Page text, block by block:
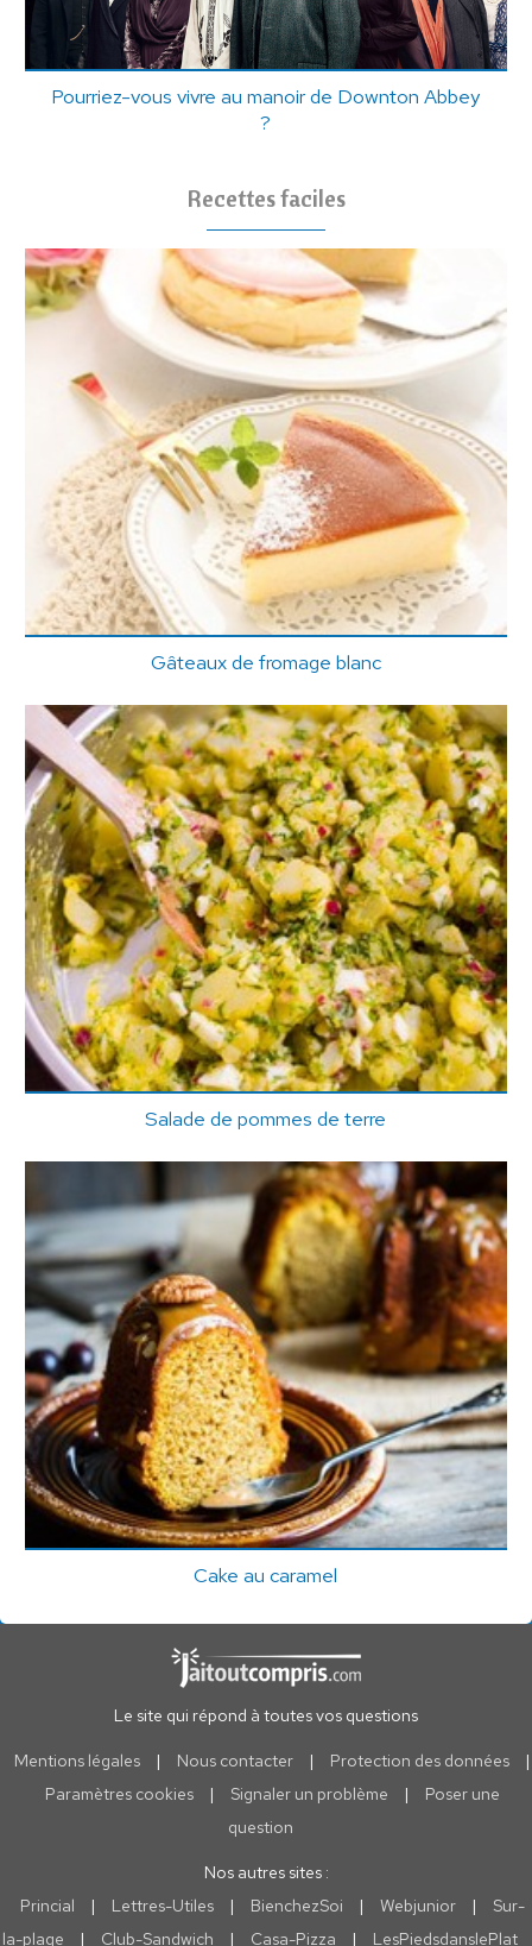
Pourriez-vous vivre au manoir de Downton Abbey
?
Recettes faciles
Gâteaux de fromage blanc
Salade de pommes de terre
Cake au caramel
Le site qui répond à toutes vos questions
Mentions légales | Nous contacter | Protection des données
|
Paramètres cookies
| Signaler un problème |
Poser une
question
Nos autres sites :
Princial
| Lettres-Utiles | BienchezSoi | Webjunior |
Sur-
la-plage
| Club-Sandwich | Casa-Pizza | LesPiedsdanslePlat